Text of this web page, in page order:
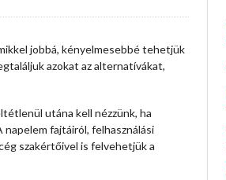
jobbá, kényelmesebbé tehetjük
azokat az alternatívákat,
utána kell nézzünk, ha
fajtáiról, felhasználási
szakértőivel is felvehetjük a